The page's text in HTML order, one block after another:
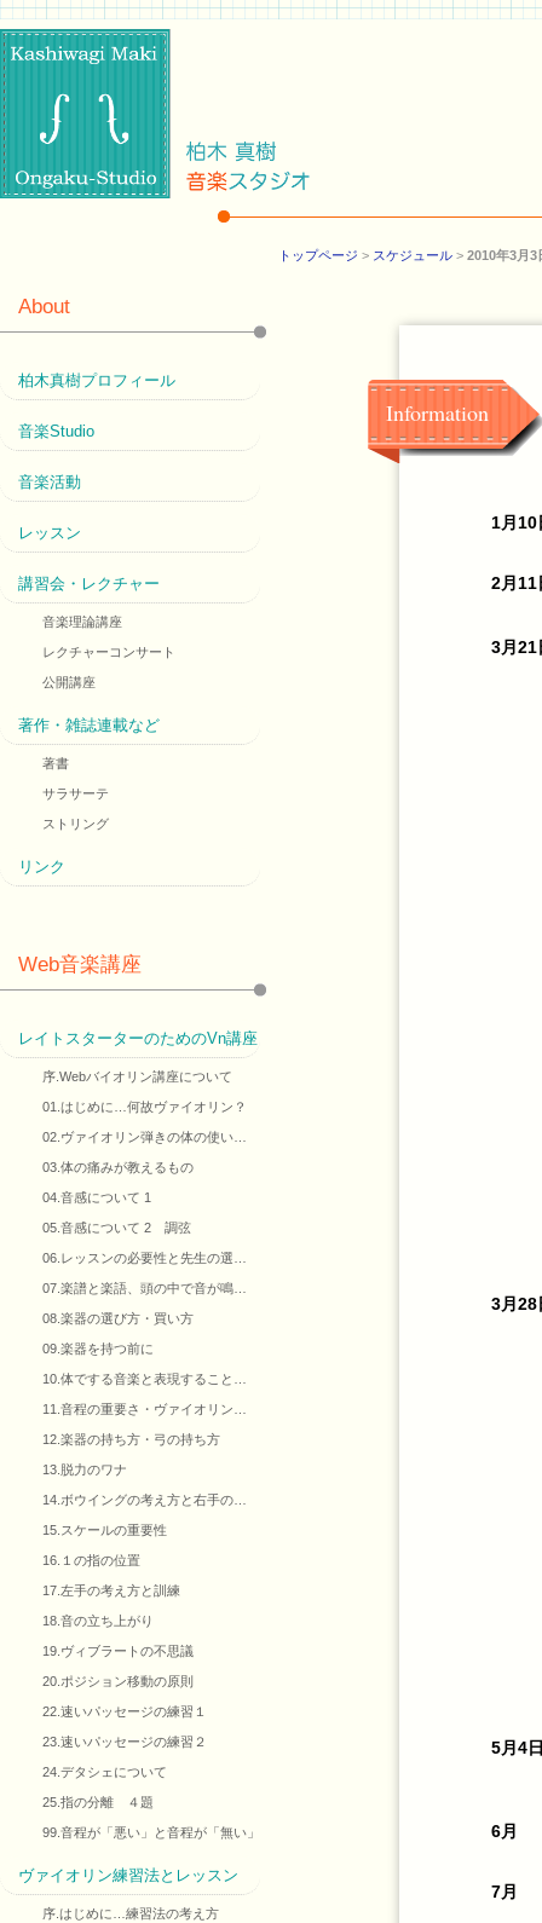
トップページ > スケジュール > 2010年3月3
Information
1月10
2月11
3月21
3月28
5月4
6月
7月
About
柏木真樹プロフィール
音楽Studio
音楽活動
レッスン
講習会・レクチャー
音楽理論講座
レクチャーコンサート
公開講座
著作・雑誌連載など
著書
サラサーテ
ストリング
リンク
Web音楽講座
レイトスターターのためのVn講座
序.Webバイオリン講座について
01.はじめに…何故ヴァイオリン？
02.ヴァイオリン弾きの体の使い…
03.体の痛みが教えるもの
04.音感について 1
05.音感について 2 調弦
06.レッスンの必要性と先生の選…
07.楽譜と楽語、頭の中で音が鳴…
08.楽器の選び方・買い方
09.楽器を持つ前に
10.体でする音楽と表現すること…
11.音程の重要さ・ヴァイオリン…
12.楽器の持ち方・弓の持ち方
13.脱力のワナ
14.ボウイングの考え方と右手の…
15.スケールの重要性
16.１の指の位置
17.左手の考え方と訓練
18.音の立ち上がり
19.ヴィブラートの不思議
20.ポジション移動の原則
22.速いパッセージの練習１
23.速いパッセージの練習２
24.デタシェについて
25.指の分離 ４題
99.音程が「悪い」と音程が「無い」
ヴァイオリン練習法とレッスン
序.はじめに…練習法の考え方